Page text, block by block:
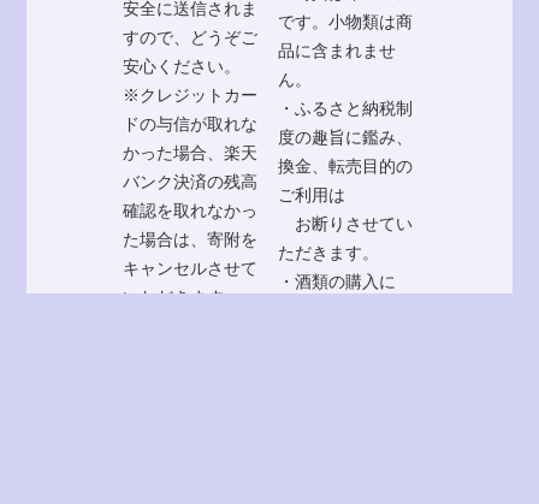
安全に送信されま
すので、どうぞご
安心ください。
※クレジットカー
ドの与信が取れな
かった場合、楽天
バンク決済の残高
確認を取れなかっ
た場合は、寄附を
キャンセルさせて
いただきます。
です。小物類は商
品に含まれませ
ん。
・ふるさと納税制
度の趣旨に鑑み、
換金、転売目的の
ご利用は
お断りさせてい
ただきます。
・酒類の購入に